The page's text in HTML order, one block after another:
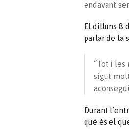
endavant
El dilluns 8
parlar de la
“Tot i les
sigut
Durant
què és el